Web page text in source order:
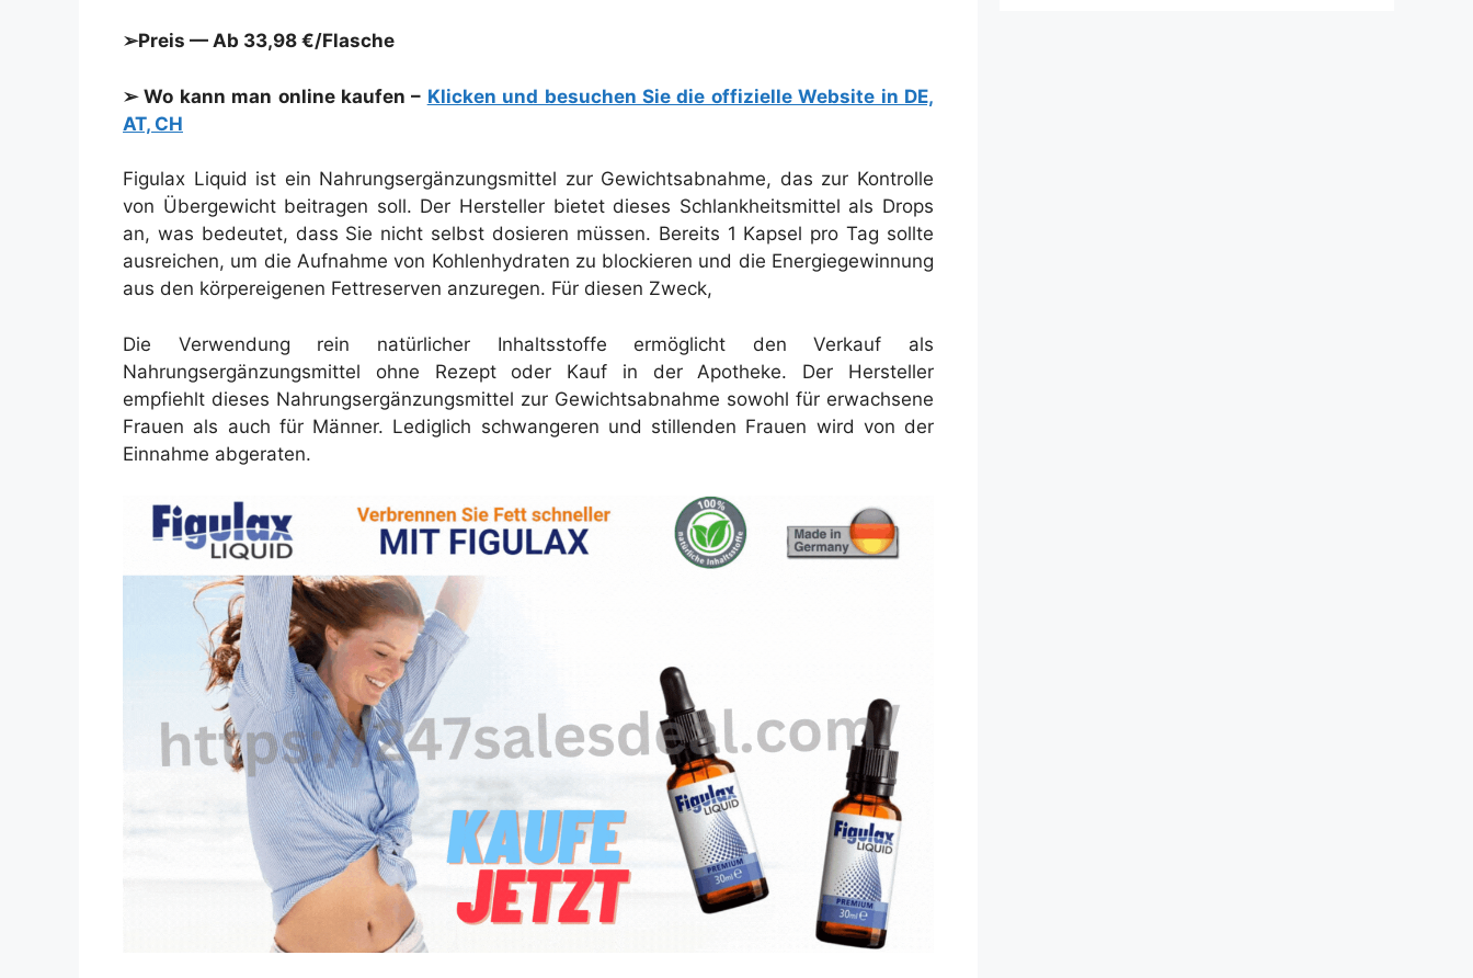
➢Preis — Ab 33,98 €/Flasche
➢ Wo kann man online kaufen – Klicken und besuchen Sie die offizielle Website in DE,
AT, CH
Figulax Liquid ist ein Nahrungsergänzungsmittel zur Gewichtsabnahme, das zur Kontrolle
von Übergewicht beitragen soll. Der Hersteller bietet dieses Schlankheitsmittel als Drops
an, was bedeutet, dass Sie nicht selbst dosieren müssen. Bereits 1 Kapsel pro Tag sollte
ausreichen, um die Aufnahme von Kohlenhydraten zu blockieren und die Energiegewinnung
aus den körpereigenen Fettreserven anzuregen. Für diesen Zweck,
Die Verwendung rein natürlicher Inhaltsstoffe ermöglicht den Verkauf als
Nahrungsergänzungsmittel ohne Rezept oder Kauf in der Apotheke. Der Hersteller
empfiehlt dieses Nahrungsergänzungsmittel zur Gewichtsabnahme sowohl für erwachsene
Frauen als auch für Männer. Lediglich schwangeren und stillenden Frauen wird von der
Einnahme abgeraten.